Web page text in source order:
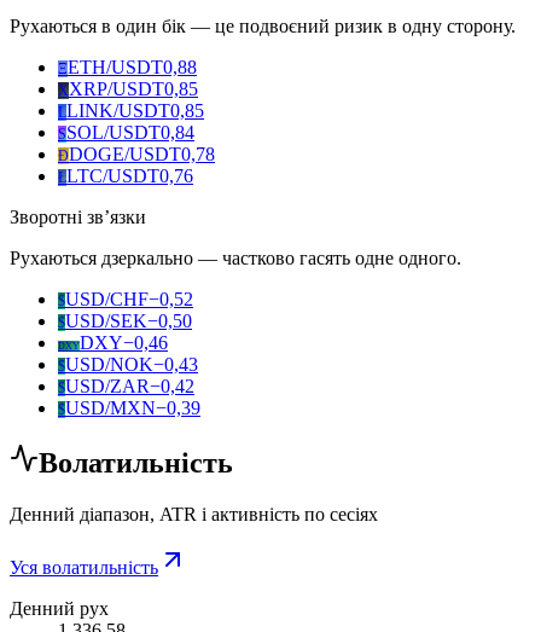
Рухаються в один бік — це подвоєний ризик в одну сторону.
ΞETH/USDT0,88
XXRP/USDT0,85
LLINK/USDT0,85
SSOL/USDT0,84
ÐDOGE/USDT0,78
ŁLTC/USDT0,76
Зворотні звʼязки
Рухаються дзеркально — частково гасять одне одного.
$USD/CHF−0,52
$USD/SEK−0,50
DXYDXY−0,46
$USD/NOK−0,43
$USD/ZAR−0,42
$USD/MXN−0,39
Волатильність
Денний діапазон, ATR і активність по сесіях
Уся волатильність
Денний рух